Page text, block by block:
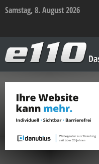
Samstag, 8. August 2026
–
Das
Sicherheitsportal
Zum
Inhalt
springen